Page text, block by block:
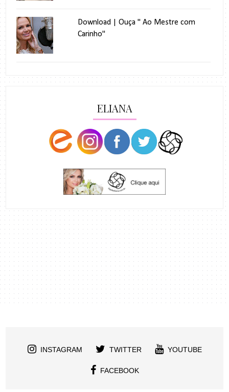
Download | Ouça " Ao Mestre com
Carinho"
ELIANA
INSTAGRAM TWITTER YOUTUBE
FACEBOOK